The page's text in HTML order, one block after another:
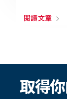
閱讀文章
取得